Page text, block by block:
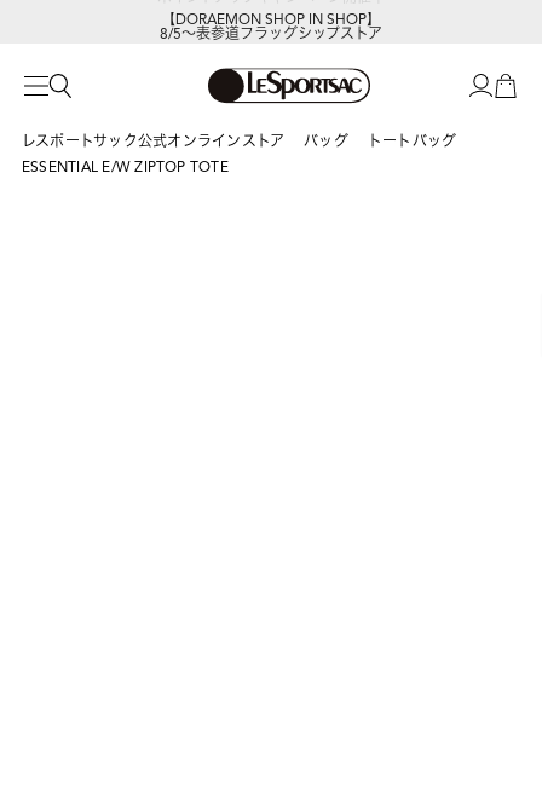
【DORAEMON SHOP IN SHOP】
8/5～表参道フラッグシップストア
レスポートサック公式オンラインストア バッグ
トートバッグ
ESSENTIAL E/W ZIPTOP TOTE